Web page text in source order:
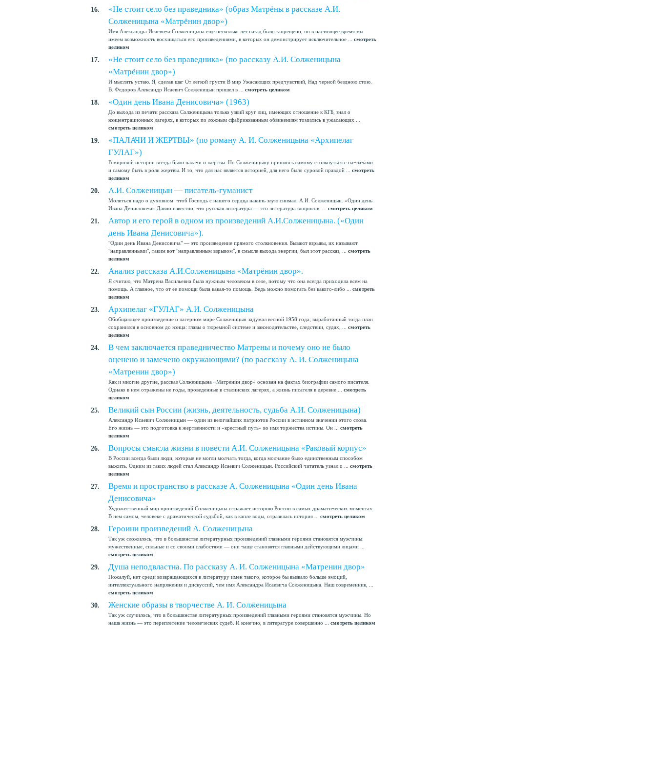
16.
«Не стоит село без праведника» (образ Матрёны в рассказе А.И.
Солженицына «Матрёнин двор»)
Имя Александра Исаевича Солженицына еще несколько лет назад было запрещено, но в настоящее время мы
имеем возможность восхищаться его произведениями, в которых он демонстрирует исключительное ... смотреть
целиком
17.
«Не стоит село без праведника» (по рассказу А.И. Солженицына
«Матрёнин двор»)
И мыслить устаю. Я, сделав шаг От легкой грусти В мир Ужасающих предчувствий, Над черной бездною стою.
В. Федоров Александр Исаевич Солженицын пришел в ... смотреть целиком
18. «Один день Ивана Денисовича» (1963)
До выхода из печати рассказа Солженицына только узкий круг лиц, имеющих отношение к КГБ, знал о
концентрационных лагерях, в которых по ложным сфабрикованным обвинениям томились в ужасающих ...
смотреть целиком
19.
«ПАЛАЧИ И ЖЕРТВЫ» (по роману А. И. Солженицына «Архипелаг
ГУЛАГ»)
В мировой истории всегда были палачи и жертвы. Но Солженицыну пришлось самому столкнуться с па¬лачами
и самому быть в роли жертвы. И то, что для нас является историей, для него было суровой правдой ... смотреть
целиком
20. А.И. Солженицын — писатель-гуманист
Молиться надо о духовном: чтоб Господь с нашего сердца накипь злую снимал. А.И. Солженицын. «Один день
Ивана Денисовича» Давно известно, что русская литература — это литература вопросов. ... смотреть целиком
21.
Автор и его герой в одном из произведений А.И.Солженицына. («Один
день Ивана Денисовича»).
"Один день Ивана Денисовича" — это произведение прямого столкновения. Бывают взрывы, их называют
"направленными", таким вот "направленным взрывом", в смысле выхода энергии, был этот рассказ, ... смотреть
целиком
22. Анализ рассказа А.И.Солженицына «Матрёнин двор».
Я считаю, что Матрена Васильевна была нужным человеком в селе, потому что она всегда приходила всем на
помощь. А главное, что от ее помощи была какая-то помощь. Ведь можно помогать без какого-либо ... смотреть
целиком
23. Архипелаг «ГУЛАГ» А.И. Солженицына
Обобщающее произведение о лагерном мире Солженицын задумал весной 1958 года; выработанный тогда план
сохранился в основном до конца: главы о тюремной системе и законодательстве, следствии, судах, ... смотреть
целиком
24.
В чем заключается праведничество Матрены и почему оно не было
оценено и замечено окружающими? (по рассказу А. И. Солженицына
«Матренин двор»)
Как и многие другие, рассказ Солженицына «Матренин двор» основан на фактах биографии самого писателя.
Однако в нем отражены не годы, проведенные в сталинских лагерях, а жизнь писателя в деревне ... смотреть
целиком
25. Великий сын России (жизнь, деятельность, судьба А.И. Солженицына)
Александр Исаевич Солженицын — один из величайших патриотов России в истинном значении этого слова.
Его жизнь — это подготовка к жертвенности и «крестный путь» во имя торжества истины. Он ... смотреть
целиком
26. Вопросы смысла жизни в повести А.И. Солженицына «Раковый корпус»
В России всегда были люди, которые не могли молчать тогда, когда молчание было единственным способом
выжить. Одним из таких людей стал Александр Исаевич Солженицын. Российский читатель узнал о ... смотреть
целиком
27.
Время и пространство в рассказе А. Солженицына «Один день Ивана
Денисовича»
Художественный мир произведений Солженицына отражает историю России в самых драматических моментах.
В нем самом, человеке с драматической судьбой, как в капле воды, отразилась история ... смотреть целиком
28. Героини произведений А. Солженицына
Так уж сложилось, что в большинстве литературных произведений главными героями становятся мужчины:
мужественные, сильные и со своими слабостями — они чаще становятся главными действующими лицами ...
смотреть целиком
29. Душа неподвластна. По рассказу А. И. Солженицына «Матренин двор»
Пожалуй, нет среди возвращающихся в литературу имен такого, которое бы вызвало больше эмоций,
интеллектуального напряжения и дискуссий, чем имя Александра Исаевича Солженицына. Наш современник, ...
смотреть целиком
30. Женские образы в творчестве А. И. Солженицына
Так уж случилось, что в большинстве литературных произведений главными героями становятся мужчины. Но
наша жизнь — это переплетение человеческих судеб. И конечно, в литературе совершенно ... смотреть целиком